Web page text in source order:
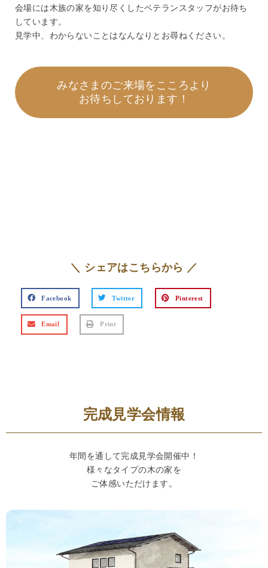
会場には木族の家を知り尽くしたベテランスタッフがお待ち
しています。
見学中、わからないことはなんなりとお尋ねください。
みなさまのご来場をこころより
お待ちしております！
＼ シェアはこちらから ／
Facebook Twitter Pinterest
Email Print
完成見学会情報
年間を通して完成見学会開催中！
様々なタイプの木の家を
ご体感いただけます。